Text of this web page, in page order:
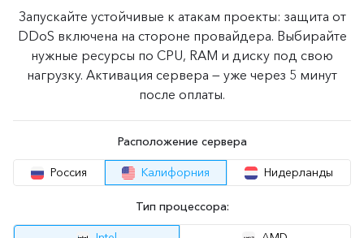
Запускайте устойчивые к атакам проекты: защита от
DDoS включена на стороне провайдера. Выбирайте
нужные ресурсы по CPU, RAM и диску под свою
нагрузку. Активация сервера — уже через 5 минут
после оплаты.
Расположение сервера
Россия Калифорния Нидерланды
Тип процессора: